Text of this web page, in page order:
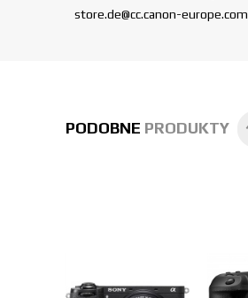
store.de@cc.canon-europe.com
PODOBNE PRODUKTY